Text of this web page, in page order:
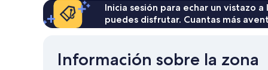
a
la
ciudad
Inicia sesión para echar un vistazo
puedes disfrutar. Cuantas más
Información sobre la zona